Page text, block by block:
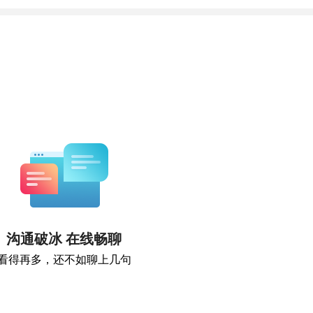
沟通破冰 在线畅聊
得再多，还不如聊上几句